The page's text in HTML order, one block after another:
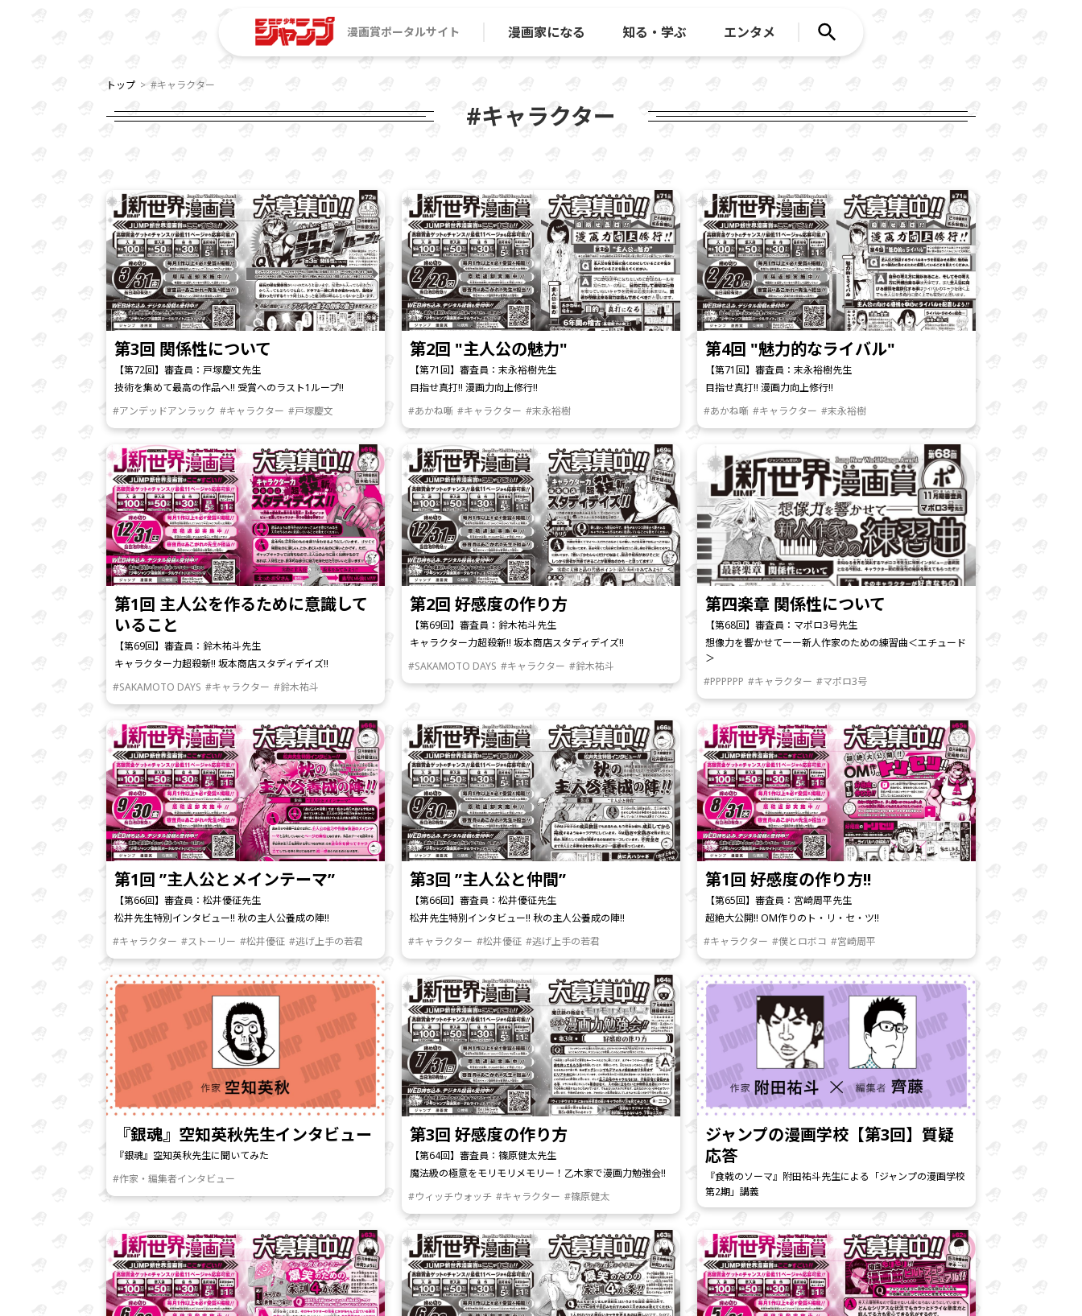
漫画賞ポータルサイト 漫画家になる 知る・学ぶ エンタメ
トップ #キャラクター
#キャラクター
第3回 関係性について
【第72回】審査員：戸塚慶文先生
技術を集めて最高の作品へ!! 受賞へのラスト1ループ!!
#アンデッドアンラック #キャラクター #戸塚慶文
第2回 "主人公の魅力"
【第71回】審査員：末永裕樹先生
目指せ真打!! 漫画力向上修行!!
#あかね噺 #キャラクター #末永裕樹
第4回 "魅力的なライバル"
【第71回】審査員：末永裕樹先生
目指せ真打!! 漫画力向上修行!!
#あかね噺 #キャラクター #末永裕樹
第1回 主人公を作るために意識して
いること
【第69回】審査員：鈴木祐斗先生
キャラクター力超殺新!! 坂本商店スタディデイズ!!
#SAKAMOTO DAYS #キャラクター #鈴木祐斗
第2回 好感度の作り方
【第69回】審査員：鈴木祐斗先生
キャラクター力超殺新!! 坂本商店スタディデイズ!!
#SAKAMOTO DAYS #キャラクター #鈴木祐斗
第四楽章 関係性について
【第68回】審査員：マポロ3号先生
想像力を響かせてーー新人作家のための練習曲＜エチュード
＞
#PPPPPP #キャラクター #マポロ3号
第1回 ”主人公とメインテーマ”
【第66回】審査員：松井優征先生
松井先生特別インタビュー!! 秋の主人公養成の陣!!
#キャラクター #ストーリー #松井優征 #逃げ上手の若君
第3回 ”主人公と仲間”
【第66回】審査員：松井優征先生
松井先生特別インタビュー!! 秋の主人公養成の陣!!
#キャラクター #松井優征 #逃げ上手の若君
第1回 好感度の作り方!!
【第65回】審査員：宮崎周平先生
超絶大公開!! OM作りのト・リ・セ・ツ!!
#キャラクター #僕とロボコ #宮崎周平
『銀魂』空知英秋先生インタビュー
『銀魂』空知英秋先生に聞いてみた
#作家・編集者インタビュー
第3回 好感度の作り方
【第64回】審査員：篠原健太先生
魔法級の極意をモリモリメモリー！乙木家で漫画力勉強会!!
#ウィッチウォッチ #キャラクター #篠原健太
ジャンプの漫画学校【第3回】質疑
応答
『食戟のソーマ』附田祐斗先生による「ジャンプの漫画学校
第2期」講義